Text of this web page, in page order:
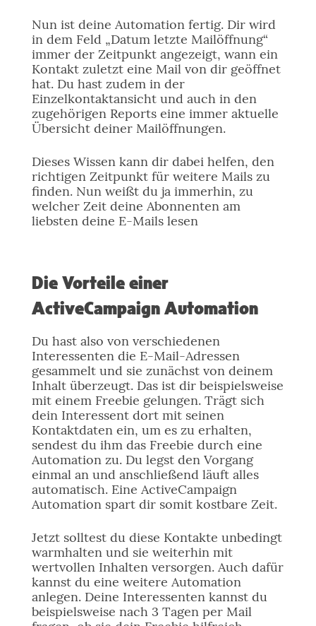
Nun ist deine Automation fertig. Dir wird
in dem Feld „Datum letzte Mailöffnung“
immer der Zeitpunkt angezeigt, wann ein
Kontakt zuletzt eine Mail von dir geöffnet
hat. Du hast zudem in der
Einzelkontaktansicht und auch in den
zugehörigen Reports eine immer aktuelle
Übersicht deiner Mailöffnungen.
Dieses Wissen kann dir dabei helfen, den
richtigen Zeitpunkt für weitere Mails zu
finden. Nun weißt du ja immerhin, zu
welcher Zeit deine Abonnenten am
liebsten deine E-Mails lesen
Die Vorteile einer
ActiveCampaign Automation
Du hast also von verschiedenen
Interessenten die E-Mail-Adressen
gesammelt und sie zunächst von deinem
Inhalt überzeugt. Das ist dir beispielsweise
mit einem Freebie gelungen. Trägt sich
dein Interessent dort mit seinen
Kontaktdaten ein, um es zu erhalten,
sendest du ihm das Freebie durch eine
Automation zu. Du legst den Vorgang
einmal an und anschließend läuft alles
automatisch. Eine ActiveCampaign
Automation spart dir somit kostbare Zeit.
Jetzt solltest du diese Kontakte unbedingt
warmhalten und sie weiterhin mit
wertvollen Inhalten versorgen. Auch dafür
kannst du eine weitere Automation
anlegen. Deine Interessenten kannst du
beispielsweise nach 3 Tagen per Mail